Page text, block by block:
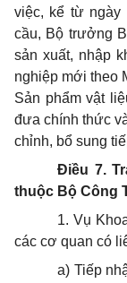
việc, kể từ ngày
cầu, Bộ trưởng
sản xuất, nhập
nghiệp mới theo
Sản phẩm vật
đưa chính thức
chỉnh, bổ sung
Điều 7.
thuộc Bộ Công
1. Vụ
các cơ quan có
a) Tiếp